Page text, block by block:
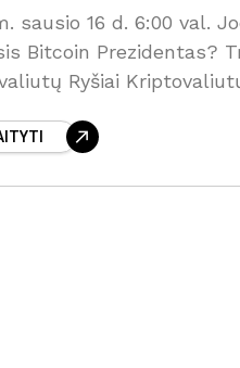
sausio 16 d. 6:00 val.
Bitcoin Prezidentas?
Ryšiai
– Donaldas